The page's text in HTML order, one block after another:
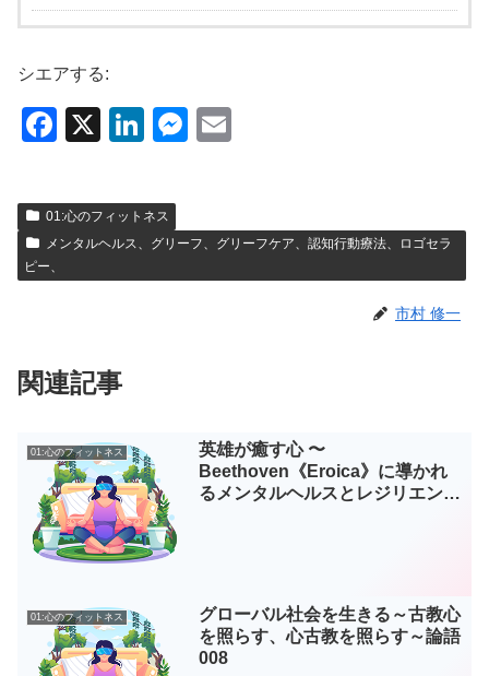
シエアする:
F
c
e
k
X
Li
k
e
M
e
01:心のフィットネス
メンタルヘルス、グリーフ、グリーフケア、認知行動療法、ロゴセラ
ピー、
市村 修一
関連記事
01:心のフィットネス
英雄が癒す心 〜
Beethoven《Eroica》に導かれ
るメンタルヘルスとレジリエンス
01:心のフィットネス
グローバル社会を生きる～古教心
を照らす、心古教を照らす～論語
008